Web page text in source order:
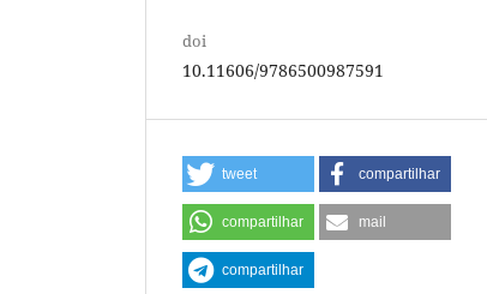
doi
10.11606/9786500987591
tweet compartilhar
compartilhar mail
compartilhar